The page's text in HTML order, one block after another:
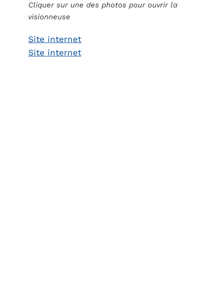
Cliquer sur une des photos pour ouvrir la
visionneuse
Site internet
Site internet